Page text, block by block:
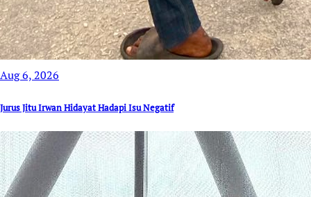
Aug 6, 2026
Jurus Jitu Irwan Hidayat Hadapi Isu Negatif